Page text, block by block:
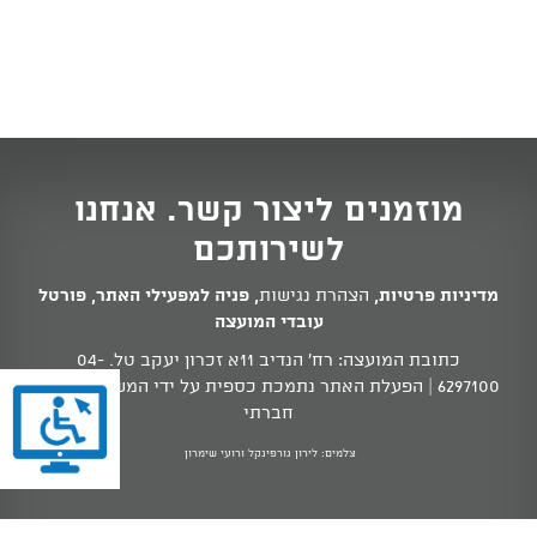
מוזמנים ליצור קשר. אנחנו
לשירותכם
מדיניות פרטיות, הצהרת נגישות, פניה למפעילי האתר, פורטל
עובדי המועצה
כתובת המועצה: רח' הנדיב 11א זכרון יעקב טל.
04-
6297100 | הפעלת האתר נתמכת כספית על ידי המשרד לשוויון
חברתי
צלמים: לירון גורפינקל ורועי שימרון